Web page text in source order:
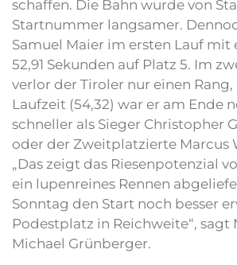
schaffen. Die Bahn wurde von
Startnummer langsamer.
Samuel Maier im ersten Lauf mit
52,91 Sekunden auf Platz 5. Im
verlor der Tiroler nur einen Rang,
Laufzeit (54,32) war er am Ende
schneller als Sieger Christopher
oder der Zweitplatzierte Marcus
„Das zeigt das Riesenpotenzial
ein lupenreines Rennen
Sonntag den Start noch besser
Podestplatz in Reichweite“,
Michael Grünberger.